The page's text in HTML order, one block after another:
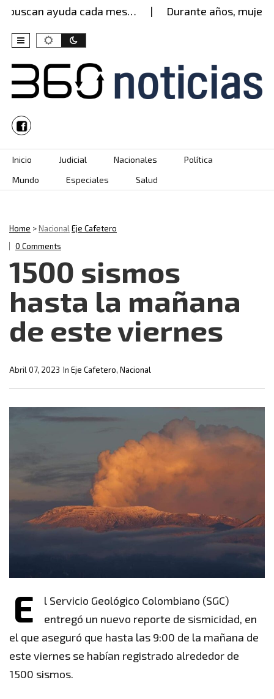
ayuda cada mes… Durante años, mujer
Skip to content
Inicio Judicial Nacionales
Política
Mundo
Especiales Salud
Home >NacionalEje Cafetero
0 Comments
1500 sismos
hasta la mañana
de este viernes
In Eje Cafetero, Nacional
Abril 07, 2023
E
l Servicio Geológico Colombiano (SGC)
entregó un nuevo reporte de sismicidad, en
el que aseguró que hasta las 9:00 de la mañana de
este viernes se habían registrado alrededor de
1500 sismos.